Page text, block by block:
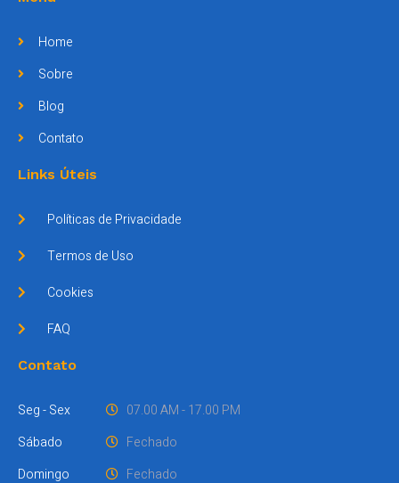
Home
Sobre
Blog
Contato
Links Úteis
Políticas de Privacidade
Termos de Uso
Cookies
FAQ
Contato
Seg - Sex
Sábado
Domingo
07.00 AM - 17.00 PM
Fechado
Fechado